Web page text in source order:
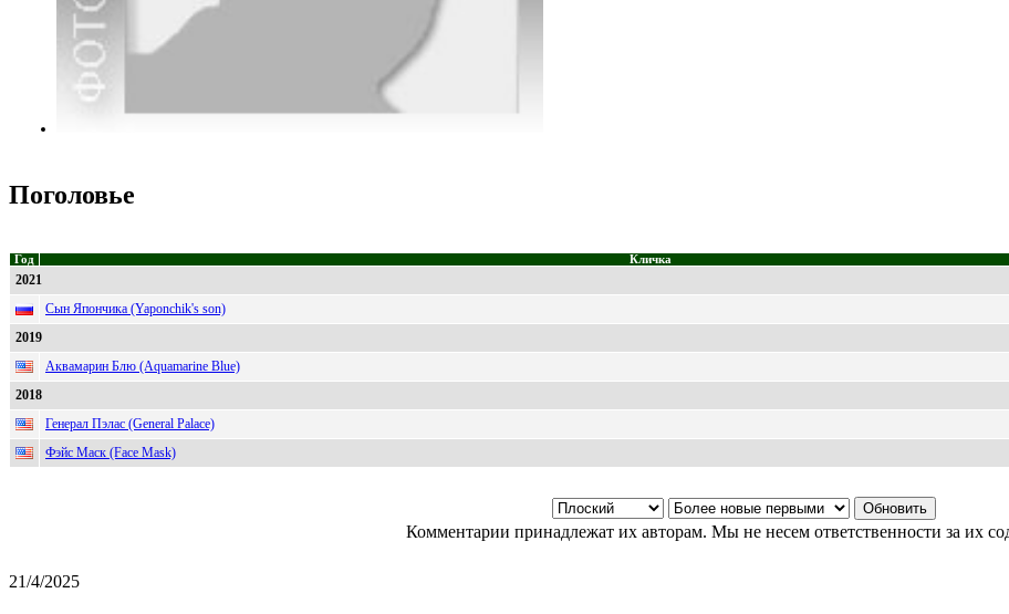
Поголовье
Год Кличка
2021
Сын Япончика (Yaponchik's son)
2019
Аквамарин Блю (Aquamarine Blue)
2018
Генерал Пэлас (General Palace)
Фэйс Маск (Face Mask)
Комментарии принадлежат их авторам. Мы не несем ответственности за их
21/4/2025